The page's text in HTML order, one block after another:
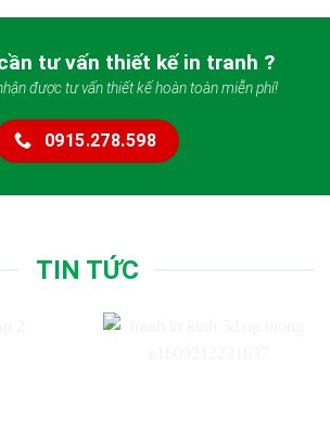
tư vấn thiết kế in tranh ?
được tư vấn thiết kế hoàn toàn miễn phí!
0915.278.598
TIN TỨC